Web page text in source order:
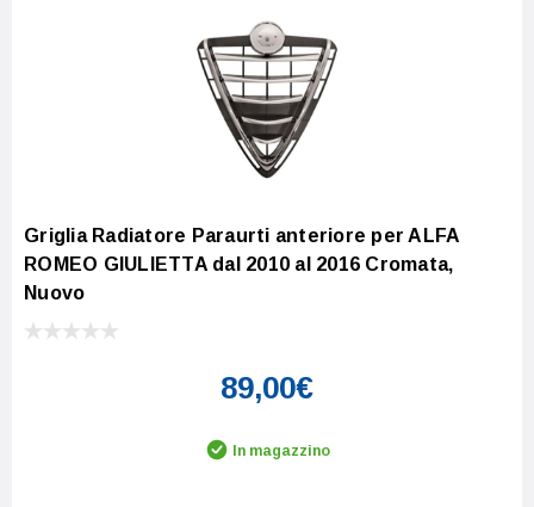
Griglia Radiatore Paraurti anteriore per ALFA
ROMEO GIULIETTA dal 2010 al 2016 Cromata,
Nuovo
89,00€
In magazzino